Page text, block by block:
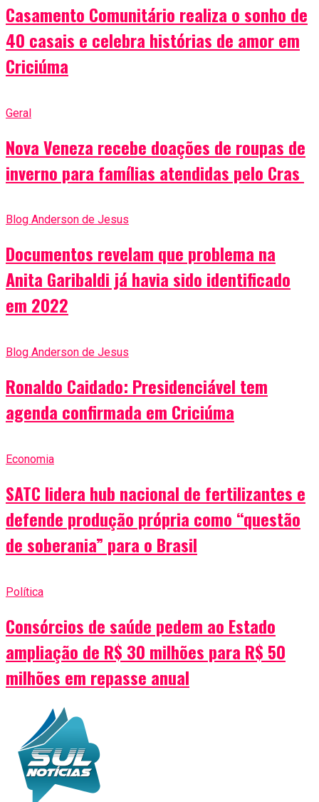
Casamento Comunitário realiza o sonho de
40 casais e celebra histórias de amor em
Criciúma
Geral
Nova Veneza recebe doações de roupas de
inverno para famílias atendidas pelo Cras
Blog Anderson de Jesus
Documentos revelam que problema na
Anita Garibaldi já havia sido identificado
em 2022
Blog Anderson de Jesus
Ronaldo Caidado: Presidenciável tem
agenda confirmada em Criciúma
Economia
SATC lidera hub nacional de fertilizantes e
defende produção própria como “questão
de soberania” para o Brasil
Política
Consórcios de saúde pedem ao Estado
ampliação de R$ 30 milhões para R$ 50
milhões em repasse anual